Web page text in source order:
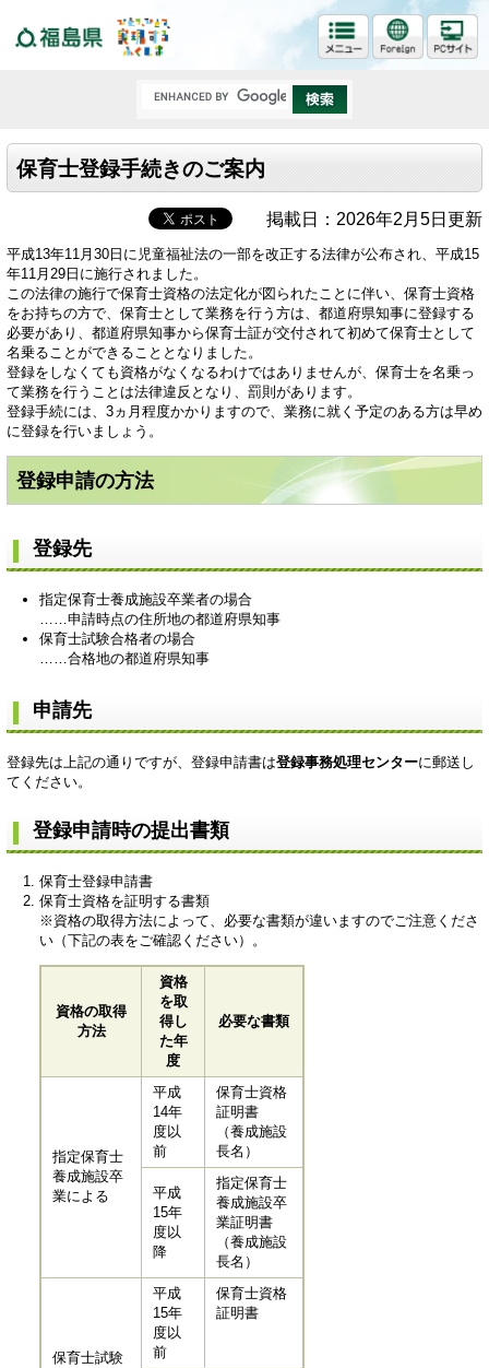
保育士登録手続きのご案内
掲載日：2026年2月5日更新
平成13年11月30日に児童福祉法の一部を改正する法律が公布され、平成15
年11月29日に施行されました。
この法律の施行で保育士資格の法定化が図られたことに伴い、保育士資格
をお持ちの方で、保育士として業務を行う方は、都道府県知事に登録する
必要があり、都道府県知事から保育士証が交付されて初めて保育士として
名乗ることができることとなりました。
登録をしなくても資格がなくなるわけではありませんが、保育士を名乗っ
て業務を行うことは法律違反となり、罰則があります。
登録手続には、3ヵ月程度かかりますので、業務に就く予定のある方は早め
に登録を行いましょう。
登録申請の方法
登録先
指定保育士養成施設卒業者の場合
……申請時点の住所地の都道府県知事
保育士試験合格者の場合
……合格地の都道府県知事
申請先
登録先は上記の通りですが、登録申請書は登録事務処理センターに郵送し
てください。
登録申請時の提出書類
保育士登録申請書
保育士資格を証明する書類
※資格の取得方法によって、必要な書類が違いますのでご注意くださ
い（下記の表をご確認ください）。
資格の取得
方法
資格
を取
得し
た年
度
必要な書類
指定保育士
養成施設卒
業による
平成
14年
度以
前
保育士資格
証明書
（養成施設
長名）
平成
15年
度以
降
指定保育士
養成施設卒
業証明書
（養成施設
長名）
保育士試験
平成
15年
度以
前
保育士資格
証明書